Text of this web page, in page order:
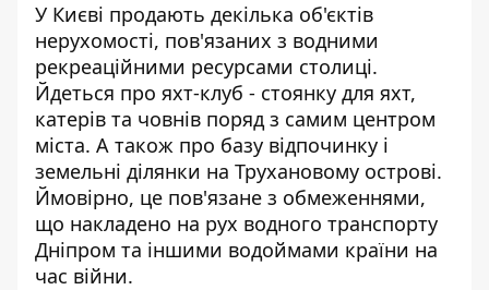
У Києві продають декілька об'єктів
нерухомості, пов'язаних з водними
рекреаційними ресурсами столиці.
Йдеться про яхт-клуб - стоянку для яхт,
катерів та човнів поряд з самим центром
міста. А також про базу відпочинку і
земельні ділянки на Трухановому острові.
Ймовірно, це пов'язане з обмеженнями,
що накладено на рух водного транспорту
Дніпром та іншими водоймами країни на
час війни.